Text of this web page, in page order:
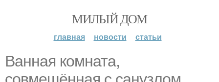
МИЛЫЙ ДОМ
главная новости статьи
Ванная комната,